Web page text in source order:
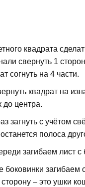
квадрата
свернуть 1
согнуть на 4 части.
квадрат на
до центра.
загнуть с учётом
полоса
загибаем лист с
боковинки загибаем
сторону – это ушки